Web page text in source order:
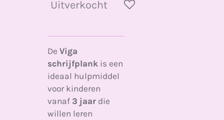
Uitverkocht
De Viga
schrijfplankis een
ideaal hulpmiddel
voor kinderen
vanaf 3 jaardie
willen leren